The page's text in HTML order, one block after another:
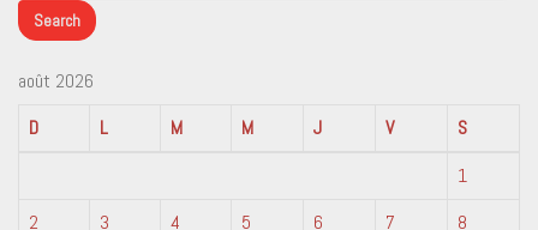
août 2026
D
L M M J V
S
1
2
3 4 5 6 7
8